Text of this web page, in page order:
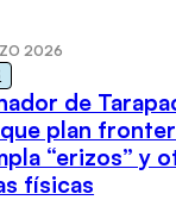
2026
de
plan
“erizos” y
físicas